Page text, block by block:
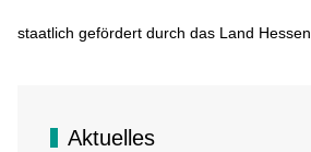
staatlich gefördert durch das Land Hessen
Aktuelles